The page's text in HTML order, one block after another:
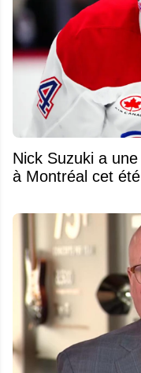
Nick Suzuki a
à Montréal cet été